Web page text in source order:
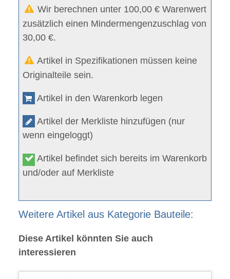
Wir berechnen unter 100,00 € Warenwert
zusätzlich einen Mindermengenzuschlag von
30,00 €.
Artikel in Spezifikationen müssen keine
Originalteile sein.
Artikel in den Warenkorb legen
Artikel der Merkliste hinzufügen (nur
wenn eingeloggt)
Artikel befindet sich bereits im Warenkorb
und/oder auf Merkliste
Weitere Artikel aus Kategorie Bauteile:
Diese Artikel könnten Sie auch
interessieren